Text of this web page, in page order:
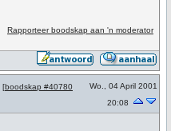
Rapporteer boodskap aan 'n moderator
[boodskap #40780
Wo., 04 April 2001
20:08